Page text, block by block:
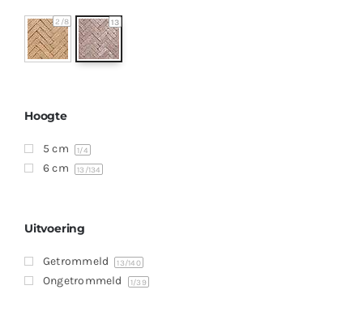
2 /8 13
Hoogte
5 cm 1/4
6 cm 13 /134
Uitvoering
Getrommeld 13/140
Ongetrommeld 1/39